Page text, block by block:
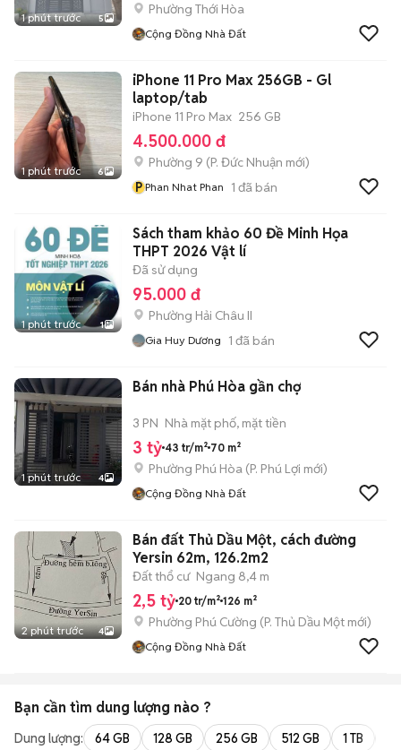
1 phút trước 5
Phường Thới Hòa
Cộng Đồng Nhà Đất
1 phút trước 6
iPhone 11 Pro Max 256GB - Gl
laptop/tab
iPhone 11 Pro Max 256 GB
4.500.000 đ
Phường 9 (P. Đức Nhuận mới)
P Phan Nhat Phan 1 đã bán
1 phút trước 1
Sách tham khảo 60 Đề Minh Họa
THPT 2026 Vật lí
Đã sử dụng
95.000 đ
Phường Hải Châu II
Gia Huy Dương 1 đã bán
1 phút trước 4
Bán nhà Phú Hòa gần chợ
3 PN Nhà mặt phố, mặt tiền
3 tỷ 43 tr/m² 70 m²
Phường Phú Hòa (P. Phú Lợi mới)
Cộng Đồng Nhà Đất
2 phút trước 4
Bán đất Thủ Dầu Một, cách đường
Yersin 62m, 126.2m2
Đất thổ cư Ngang 8,4 m
2,5 tỷ 20 tr/m² 126 m²
Phường Phú Cường (P. Thủ Dầu Một mới)
Cộng Đồng Nhà Đất
Bạn cần tìm dung lượng nào ?
Dung lượng: 64 GB 128 GB 256 GB 512 GB 1 TB